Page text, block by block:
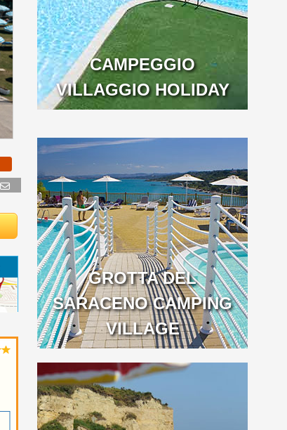
CAMPEGGIO
VILLAGGIO HOLIDAY
GROTTA DEL
SARACENO CAMPING
VILLAGE